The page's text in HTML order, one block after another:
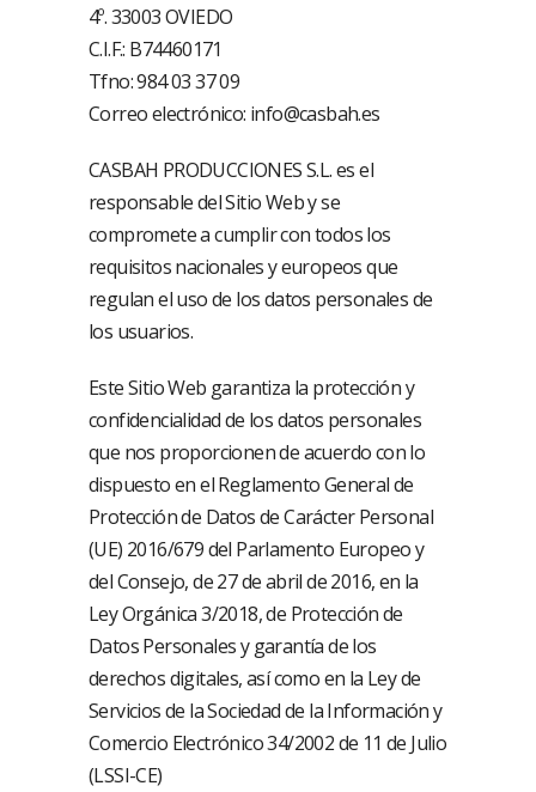
4º. 33003 OVIEDO
C.I.F.: B74460171
Tfno: 984 03 37 09
Correo electrónico: info@casbah.es
CASBAH PRODUCCIONES S.L. es el
responsable del Sitio Web y se
compromete a cumplir con todos los
requisitos nacionales y europeos que
regulan el uso de los datos personales de
los usuarios.
Este Sitio Web garantiza la protección y
confidencialidad de los datos personales
que nos proporcionen de acuerdo con lo
dispuesto en el Reglamento General de
Protección de Datos de Carácter Personal
(UE) 2016/679 del Parlamento Europeo y
del Consejo, de 27 de abril de 2016, en la
Ley Orgánica 3/2018, de Protección de
Datos Personales y garantía de los
derechos digitales, así como en la Ley de
Servicios de la Sociedad de la Información y
Comercio Electrónico 34/2002 de 11 de Julio
(LSSI-CE)